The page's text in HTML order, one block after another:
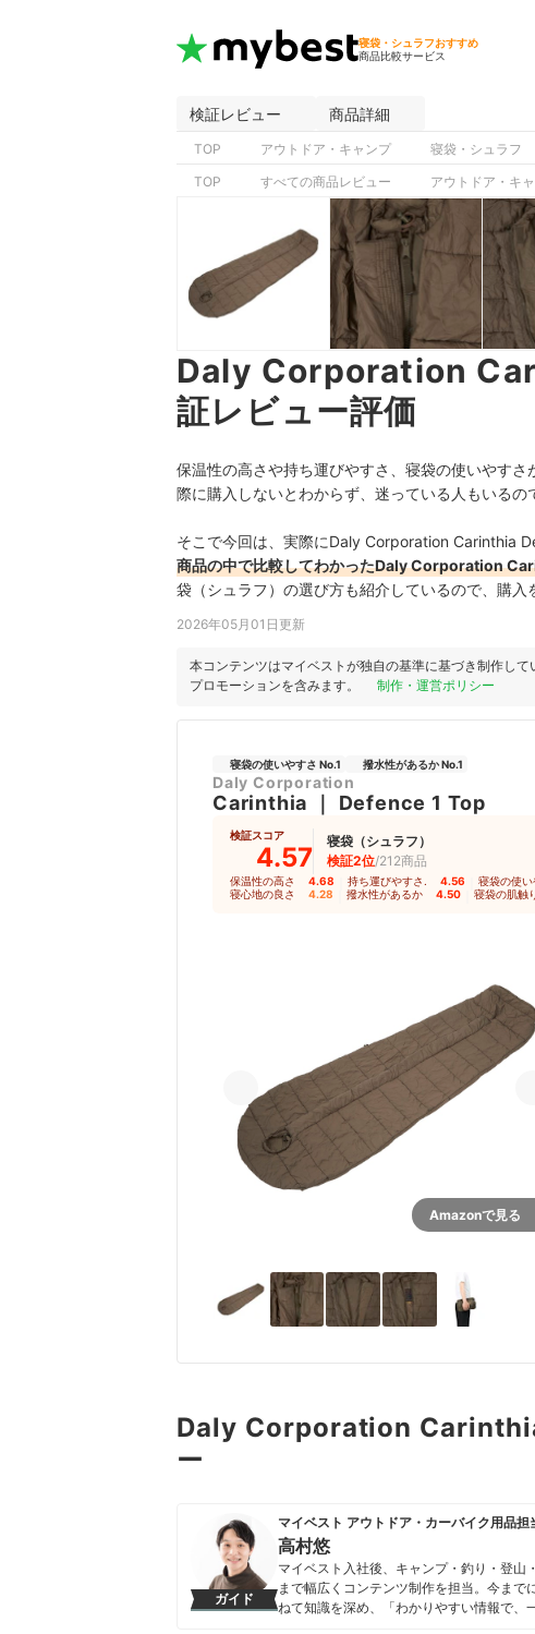
寝袋・シュラフおすすめ
商品比較サービス
検証レビュー 商品詳細
TOP アウトドア・キャンプ 寝袋・シュラフ
TOP すべての商品レビュー アウトドア・キ
Daly Corporation
証レビュー評価
保温性の高さや持ち運びやすさ、寝袋の使いやす
際に購入しないとわからず、迷っている人もいるの
そこで今回は、実際にDaly Corporation Carinthia
商品の中で比較してわかったDaly Corporation
袋（シュラフ）の選び方も紹介しているので、購入
2026年05月01日更新
本コンテンツはマイベストが独自の基準に基づき制作して
プロモーションを含みます。
制作・運営ポリシー
寝袋の使いやすさ No.1 撥水性があるか No.1
Daly Corporation
Carinthia Defence 1 Top
検証スコア
4.57
寝袋（シュラフ）
検証2位/212商品
保温性の高さ 4.68 持ち運びやすさ. 4.56 寝袋の使い
寝心地の良さ 4.28 撥水性があるか 4.50 寝袋の肌触
Amazonで見る
Daly Corporation
ー
ガイド
マイベスト アウトドア・カーバイク用品担
高村悠
マイベスト入社後、キャンプ・釣り・登山
まで幅広くコンテンツ制作を担当。今ま
ねて知識を深め、「わかりやすい情報で、